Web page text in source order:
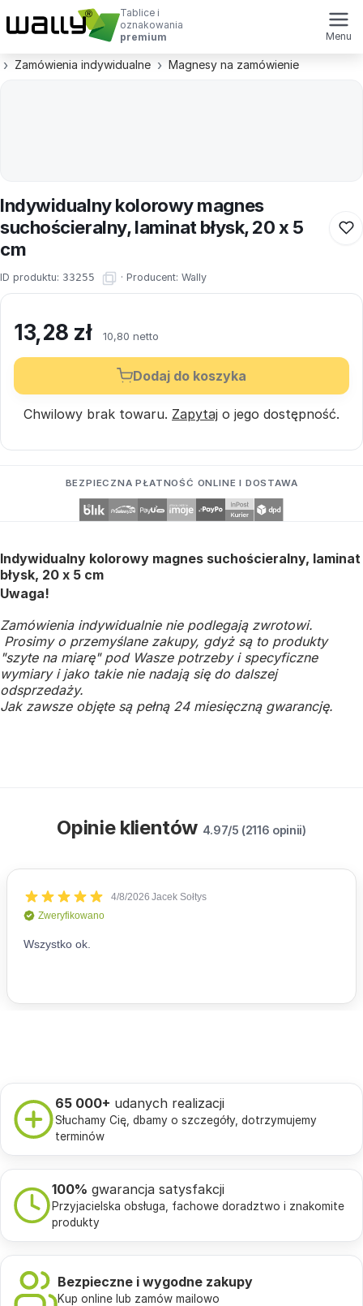
Tablice i
oznakowania
premium
Menu
Zamówienia indywidualne Magnesy na zamówienie
Indywidualny kolorowy magnes
suchościeralny, laminat błysk, 20 x 5
cm
ID produktu: 33255 · Producent: Wally
13,28 zł 10,80 netto
Dodaj do koszyka
Chwilowy brak towaru. Zapytaj o jego dostępność.
BEZPIECZNA PŁATNOŚĆ ONLINE I DOSTAWA
Indywidualny kolorowy magnes suchościeralny, laminat
błysk, 20 x 5 cm
Uwaga!
Zamówienia indywidualnie nie podlegają zwrotowi.
Prosimy o przemyślane zakupy, gdyż są to produkty
"szyte na miarę" pod Wasze potrzeby i specyficzne
wymiary i jako takie nie nadają się do dalszej
odsprzedaży.
Jak zawsze objęte są pełną 24 miesięczną gwarancję.
Opinie klientów 4.97/5 (2116 opinii)
65 000+ udanych realizacji
Słuchamy Cię, dbamy o szczegóły, dotrzymujemy
terminów
100% gwarancja satysfakcji
Przyjacielska obsługa, fachowe doradztwo i znakomite
produkty
Bezpieczne i wygodne zakupy
Kup online lub zamów mailowo